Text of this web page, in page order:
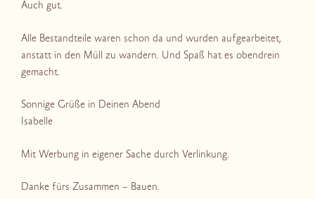
Auch gut.
Alle Bestandteile waren schon da und wurden aufgearbeitet,
anstatt in den Müll zu wandern. Und Spaß hat es obendrein
gemacht.
Sonnige Grüße in Deinen Abend
Isabelle
Mit Werbung in eigener Sache durch Verlinkung.
Danke fürs Zusammen – Bauen.